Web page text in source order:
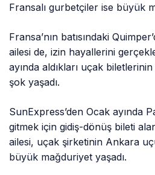
Fransalı gurbetçiler ise büyük
Fransa’nın batısındaki
ailesi de, izin hayallerini
ayında aldıkları uçak
şok yaşadı.
SunExpress’den Ocak ayında
gitmek için gidiş-dönüş bileti
ailesi, uçak şirketinin Ankara
büyük mağduriyet yaşadı.